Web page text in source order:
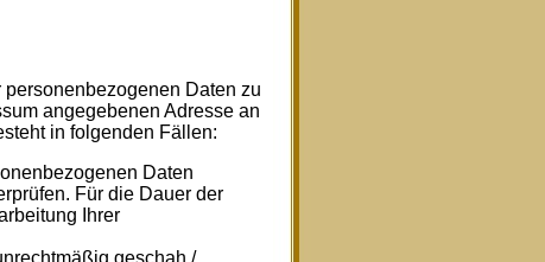
Daten zu
angegebenen Adresse an
in folgenden Fällen:
Daten
Für die Dauer der
Ihrer